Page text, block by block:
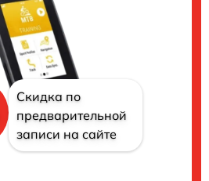
Скидка по
предварительной
записи на сайте